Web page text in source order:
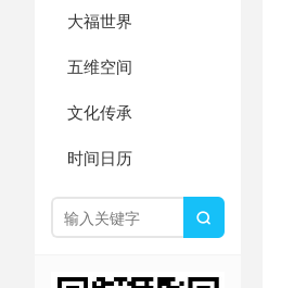
大福世界
五维空间
文化传承
时间日历
